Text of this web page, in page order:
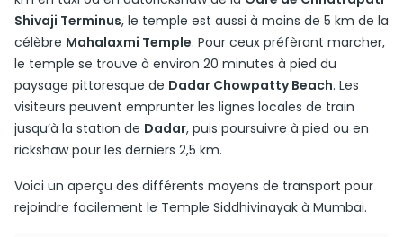
Shivaji Terminus, le temple est aussi à moins de 5 km de la
célèbre Mahalaxmi Temple. Pour ceux préfèrant marcher,
le temple se trouve à environ 20 minutes à pied du
paysage pittoresque de Dadar Chowpatty Beach. Les
visiteurs peuvent emprunter les lignes locales de train
jusqu’à la station de Dadar, puis poursuivre à pied ou en
rickshaw pour les derniers 2,5 km.
Voici un aperçu des différents moyens de transport pour
rejoindre facilement le Temple Siddhivinayak à Mumbai.